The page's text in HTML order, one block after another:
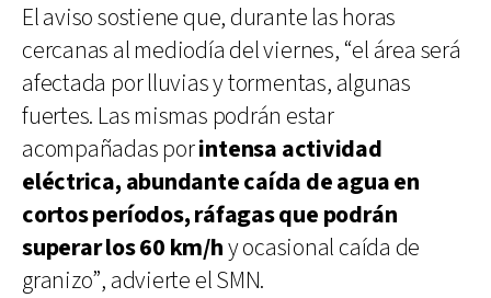
El aviso sostiene que, durante las horas
cercanas al mediodía del viernes, “el área será
afectada por lluvias y tormentas, algunas
fuertes. Las mismas podrán estar
acompañadas porintensa actividad
eléctrica, abundante caída de agua en
cortos períodos, ráfagas que podrán
superar los 60 km/hy ocasional caída de
granizo”, advierte el SMN.